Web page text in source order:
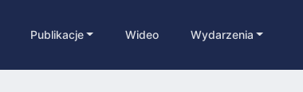
Publikacje Wideo Wydarzenia